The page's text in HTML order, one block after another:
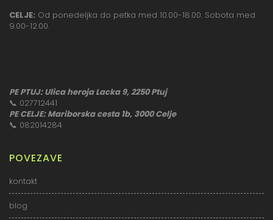
CELJE: Od ponedeljka do petka med 10.00-18.00. Sobota med
9.00-12.00.
PE PTUJ: Ulica heroja Lacka 9, 2250 Ptuj
📞 027712441
PE CELJE: Mariborska cesta 1b, 3000 Celje
📞 082014284
POVEZAVE
kontakt
blog